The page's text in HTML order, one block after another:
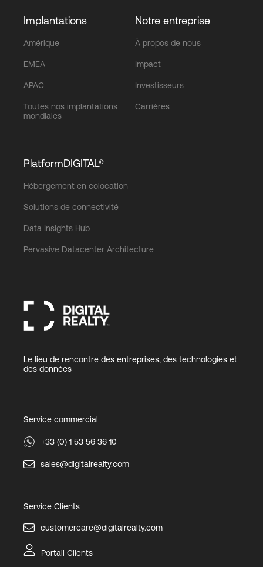
Implantations
Amérique
EMEA
APAC
Toutes nos implantations
mondiales
Notre entreprise
À propos de nous
Impact
Investisseurs
Carrières
PlatformDIGITAL®
Hébergement en colocation
Solutions de connectivité
Data Insights Hub
Pervasive Datacenter Architecture
Le lieu de rencontre des entreprises, des technologies et
des données
Service commercial
+33 (0) 1 53 56 36 10
sales@digitalrealty.com
Service Clients
customercare@digitalrealty.com
Portail Clients